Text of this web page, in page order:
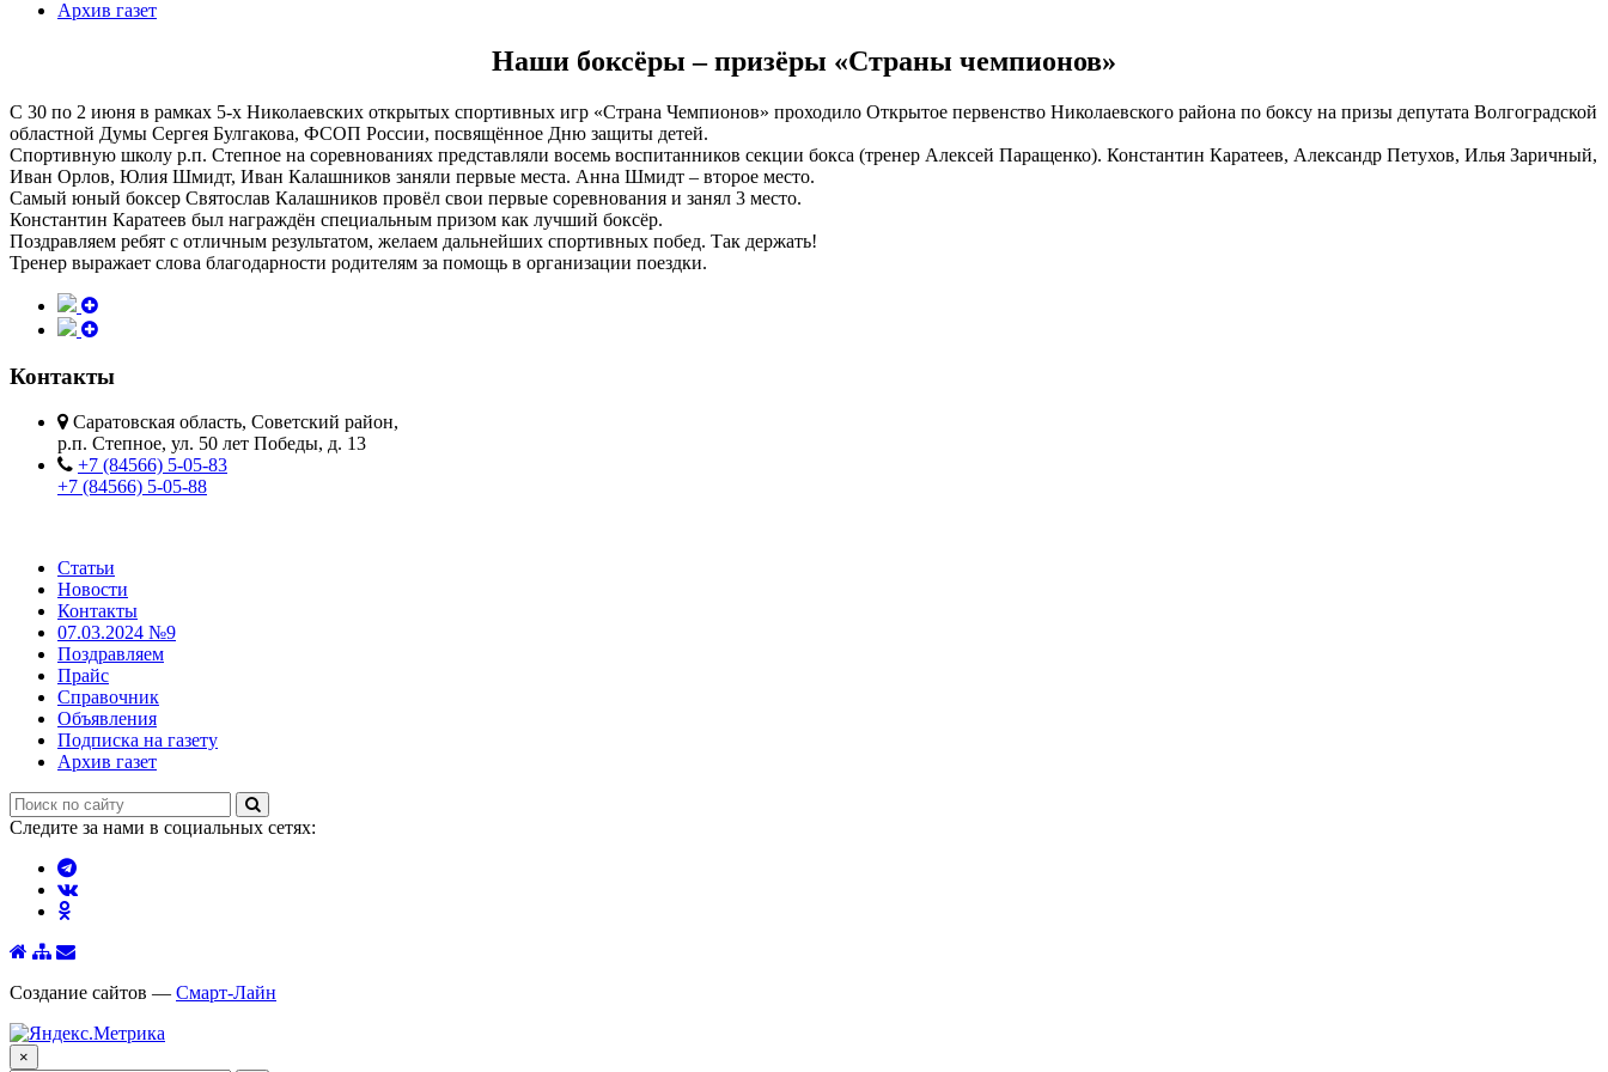
Архив газет
Наши боксёры – призёры «Страны чемпионов»
С 30 по 2 июня в рамках 5-х Николаевских открытых спортивных игр «Страна Чемпионов» проходило Открытое первенство Николаевского района по боксу на призы депутата Волгоградской
областной Думы Сергея Булгакова, ФСОП России, посвящённое Дню защиты детей.
Спортивную школу р.п. Степное на соревнованиях представляли восемь воспитанников секции бокса (тренер Алексей Паращенко). Константин Каратеев, Александр Петухов, Илья Заричный,
Иван Орлов, Юлия Шмидт, Иван Калашников заняли первые места. Анна Шмидт – второе место.
Самый юный боксер Святослав Калашников провёл свои первые соревнования и занял 3 место.
Константин Каратеев был награждён специальным призом как лучший боксёр.
Поздравляем ребят с отличным результатом, желаем дальнейших спортивных побед. Так держать!
Тренер выражает слова благодарности родителям за помощь в организации поездки.
Контакты
Саратовская область, Советский район,
р.п. Степное, ул. 50 лет Победы, д. 13
+7 (84566) 5-05-83
+7 (84566) 5-05-88
Статьи
Новости
Контакты
07.03.2024 №9
Поздравляем
Прайс
Справочник
Объявления
Подписка на газету
Архив газет
Следите за нами в социальных сетях:
Создание сайтов — Смарт-Лайн
×